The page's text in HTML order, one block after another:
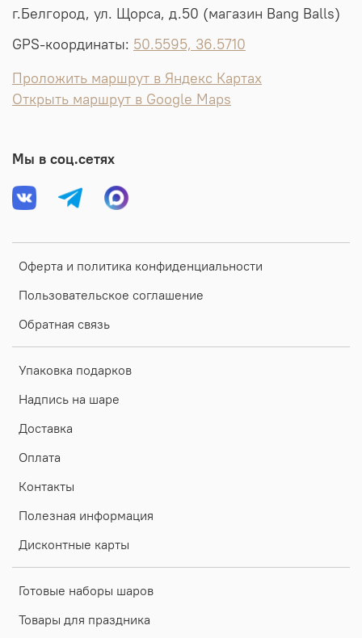
Оферта и политика конфиденциальности
Пользовательское соглашение
Обратная связь
Упаковка подарков
Надпись на шаре
Доставка
Оплата
Контакты
Полезная информация
Дисконтные карты
Готовые наборы шаров
Товары для праздника
г.Белгород, ул. Щорса, д.50 (магазин Bang Balls)
GPS-координаты: 50.5595, 36.5710
Проложить маршрут в Яндекс Картах
Открыть маршрут в Google Maps
Мы в соц.сетях